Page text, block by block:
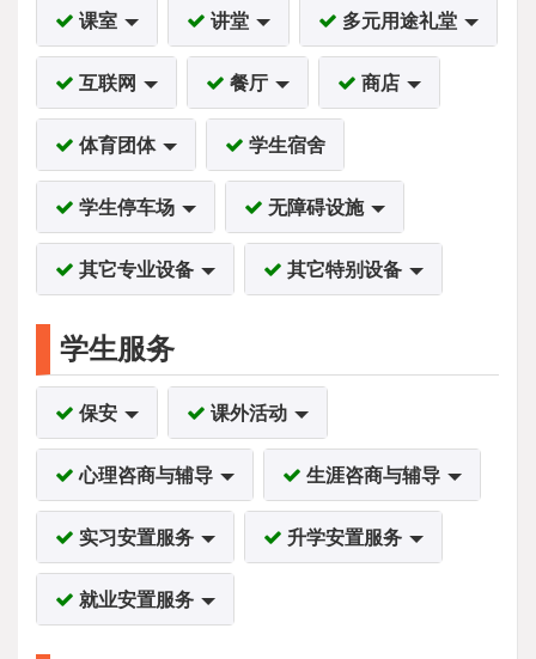
课室 讲堂 多元用途礼堂
互联网 餐厅 商店
体育团体 学生宿舍
学生停车场 无障碍设施
其它专业设备 其它特别设备
学生服务
保安 课外活动
心理咨商与辅导 生涯咨商与辅导
实习安置服务 升学安置服务
就业安置服务